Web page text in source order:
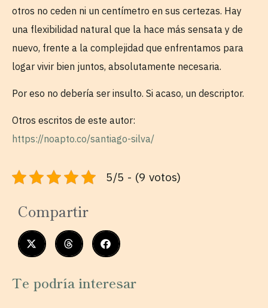
otros no ceden ni un centímetro en sus certezas. Hay
una flexibilidad natural que la hace más sensata y de
nuevo, frente a la complejidad que enfrentamos para
logar vivir bien juntos, absolutamente necesaria.
Por eso no debería ser insulto. Si acaso, un descriptor.
Otros escritos de este autor:
https://noapto.co/santiago-silva/
5/5 - (9 votos)
Compartir
Te podría interesar